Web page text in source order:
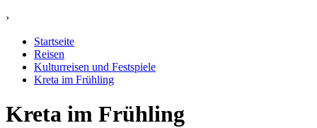
›
Startseite
Reisen
Kulturreisen und Festspiele
Kreta im Frühling
Kreta im Frühling